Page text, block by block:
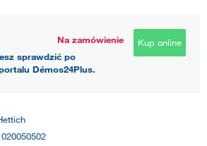
Na zamówienie
sprawdzić po
Démos24Plus.
Kup online